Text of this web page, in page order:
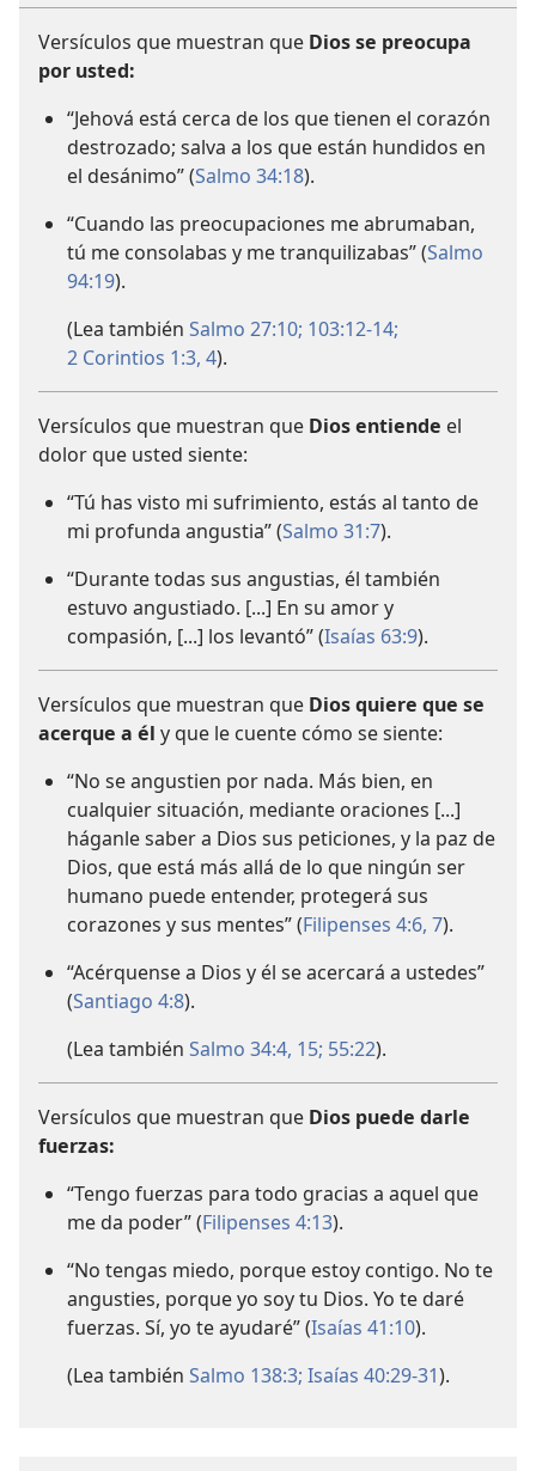
Versículos que muestran que Dios se preocupa
por usted:
“Jehová está cerca de los que tienen el corazón
destrozado; salva a los que están hundidos en
el desánimo” (Salmo 34:18).
“Cuando las preocupaciones me abrumaban,
tú me consolabas y me tranquilizabas” (Salmo
94:19).
(Lea también Salmo 27:10; 103:12-14;
2 Corintios 1:3, 4).
Versículos que muestran que Dios entiende el
dolor que usted siente:
“Tú has visto mi sufrimiento, estás al tanto de
mi profunda angustia” (Salmo 31:7).
“Durante todas sus angustias, él también
estuvo angustiado. [...] En su amor y
compasión, [...] los levantó” (Isaías 63:9).
Versículos que muestran que Dios quiere que se
acerque a él y que le cuente cómo se siente:
“No se angustien por nada. Más bien, en
cualquier situación, mediante oraciones [...]
háganle saber a Dios sus peticiones, y la paz de
Dios, que está más allá de lo que ningún ser
humano puede entender, protegerá sus
corazones y sus mentes” (Filipenses 4:6, 7).
“Acérquense a Dios y él se acercará a ustedes”
(Santiago 4:8).
(Lea también Salmo 34:4, 15; 55:22).
Versículos que muestran que Dios puede darle
fuerzas:
“Tengo fuerzas para todo gracias a aquel que
me da poder” (Filipenses 4:13).
“No tengas miedo, porque estoy contigo. No te
angusties, porque yo soy tu Dios. Yo te daré
fuerzas. Sí, yo te ayudaré” (Isaías 41:10).
(Lea también Salmo 138:3; Isaías 40:29-31).